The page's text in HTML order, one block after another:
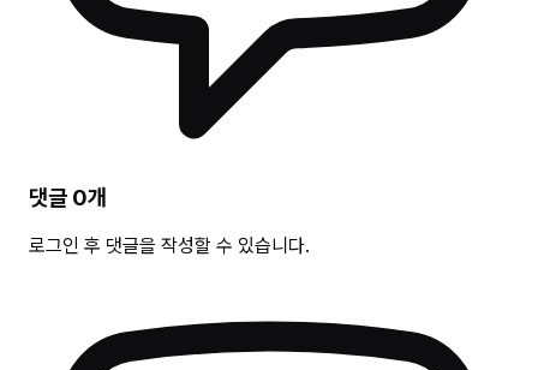
댓글 0개
로그인 후 댓글을 작성할 수 있습니다.